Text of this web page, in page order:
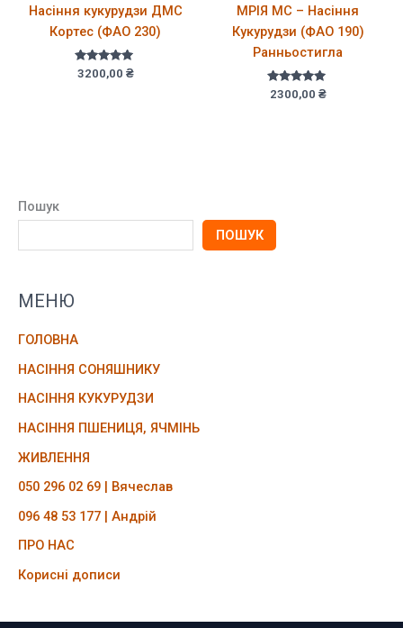
Насіння кукурудзи ДМС
Кортес (ФАО 230)
Оцінено в
5.00
3200,00 ₴
МРІЯ МС – Насіння
Кукурудзи (ФАО 190)
Ранньостигла
Оцінено в
5.00
2300,00 ₴
Пошук
ПОШУК
МЕНЮ
ГОЛОВНА
НАСІННЯ СОНЯШНИКУ
НАСІННЯ КУКУРУДЗИ
НАСІННЯ ПШЕНИЦЯ, ЯЧМІНЬ
ЖИВЛЕННЯ
050 296 02 69 | Вячеслав
096 48 53 177 | Андрій
ПРО НАС
Корисні дописи